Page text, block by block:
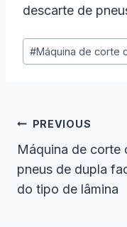
descarte de
Post
Tags:
#Máquina de corte
Navegação
De
Artigos
PREVIOUS
Máquina de corte
pneus de dupla
do tipo de lâmina